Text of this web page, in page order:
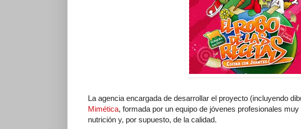
La agencia encargada de desarrollar el proyecto (incluyendo
Mimética, formada por un equipo de jóvenes profesionales
nutrición y, por supuesto, de la calidad.